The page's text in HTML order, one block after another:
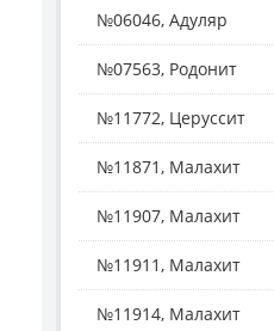
№06046, Адуляр
№07563, Родонит
№11772, Церуссит
№11871, Малахит
№11907, Малахит
№11911, Малахит
№11914, Малахит